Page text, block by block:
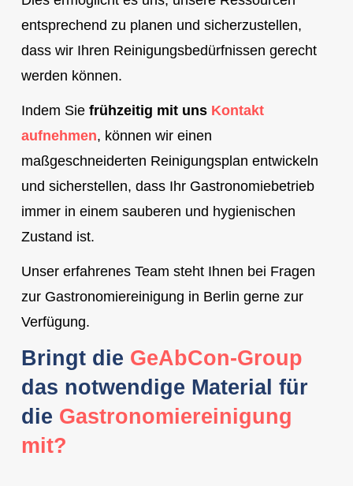
entsprechend zu planen und sicherzustellen,
dass wir Ihren Reinigungsbedürfnissen gerecht
werden können.
Indem Sie frühzeitig mit uns Kontakt
aufnehmen, können wir einen
maßgeschneiderten Reinigungsplan entwickeln
und sicherstellen, dass Ihr Gastronomiebetrieb
immer in einem sauberen und hygienischen
Zustand ist.
Unser erfahrenes Team steht Ihnen bei Fragen
zur Gastronomiereinigung in Berlin gerne zur
Verfügung.
Bringt die GeAbCon-Group
das notwendige Material für
die Gastronomiereinigung
mit?